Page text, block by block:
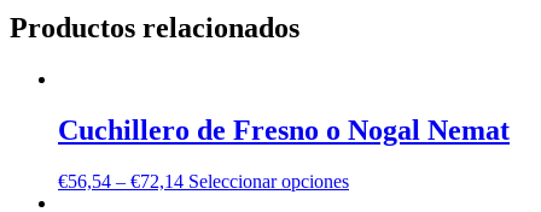
Productos relacionados
Cuchillero de Fresno o Nogal Nemat
€56,54 – €72,14 Seleccionar opciones